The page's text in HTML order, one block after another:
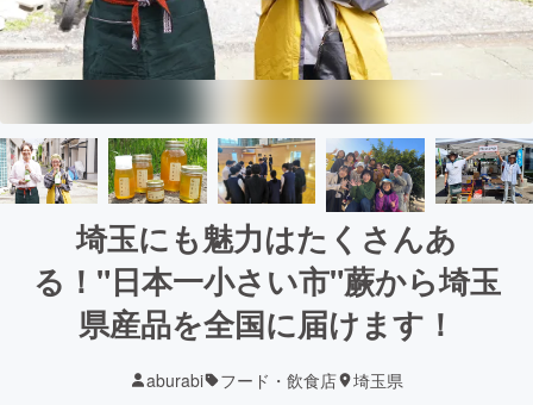
埼玉にも魅力はたくさんあ
る！"日本一小さい市"蕨から埼玉
県産品を全国に届けます！
aburabi フード・飲食店 埼玉県